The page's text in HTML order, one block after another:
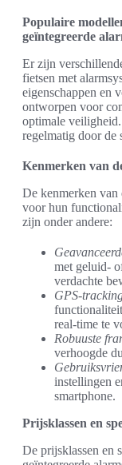
Populaire
geïntegreerde
Er zijn
fietsen met
eigenschappen en
ontworpen voor
optimale
regelmatig door de
Kenmerken van
De kenmerken van
voor hun
zijn onder andere:
met geluid-
verdachte
GPS-
real-time te
Robuuste
verhoogde
instellingen
smartphone.
Prijsklassen en
De prijsklassen en